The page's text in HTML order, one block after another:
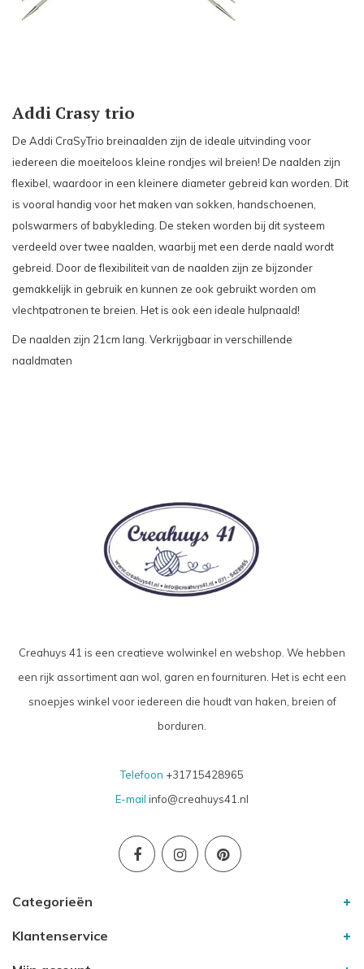
Addi Crasy trio
De Addi CraSyTrio breinaalden zijn de ideale uitvinding voor
iedereen die moeiteloos kleine rondjes wil breien! De naalden zijn
flexibel, waardoor in een kleinere diameter gebreid kan worden. Dit
is vooral handig voor het maken van sokken, handschoenen,
polswarmers of babykleding. De steken worden bij dit systeem
verdeeld over twee naalden, waarbij met een derde naald wordt
gebreid. Door de flexibiliteit van de naalden zijn ze bijzonder
gemakkelijk in gebruik en kunnen ze ook gebruikt worden om
vlechtpatronen te breien. Het is ook een ideale hulpnaald!
De naalden zijn 21cm lang. Verkrijgbaar in verschillende
naaldmaten
Creahuys 41 is een creatieve wolwinkel en webshop. We hebben
een rijk assortiment aan wol, garen en fournituren. Het is echt een
snoepjes winkel voor iedereen die houdt van haken, breien of
borduren.
Telefoon +31715428965
E-mail info@creahuys41.nl
Categorieën
Klantenservice